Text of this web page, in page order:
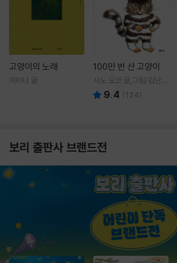
고양이의 노래
이미나 글
100만 번 산 고양이
사노 요코 글,그림/김난주
역 9.4 (124)
보리 출판사 브랜드전